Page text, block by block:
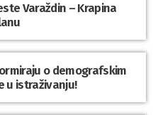
Varaždin – Krapina
o demografskim
u istraživanju!